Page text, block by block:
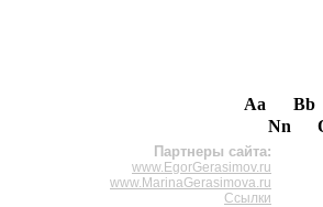
Aa
Bb
Nn
Партнеры сайта:
www.EgorGerasimov.ru
www.MarinaGerasimova.ru
Ссылки